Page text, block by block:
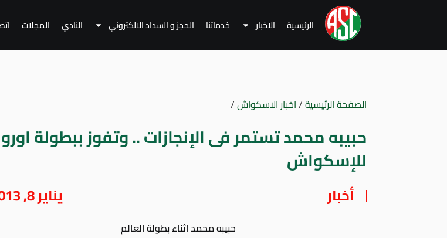
الرئيسية الاخبار خدماتنا الحجز و السداد الالكتروني النادي المجلات
الصفحة الرئيسية/اخبار الاسكواش/
حبيبه محمد تستمر فى الإنجازات .. وتفوز ببطولة
للإسكواش
أخبار يناير 8, 2013
حبيبه محمد اثناء بطولة العالم